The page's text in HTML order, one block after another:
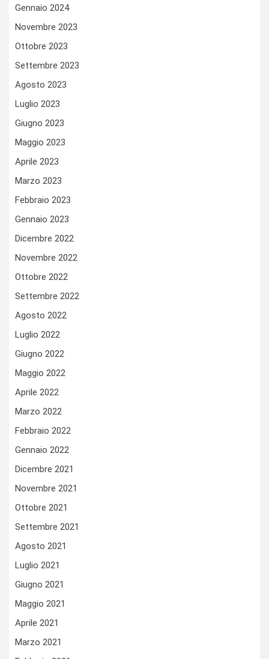
Gennaio 2024
Novembre 2023
Ottobre 2023
Settembre 2023
Agosto 2023
Luglio 2023
Giugno 2023
Maggio 2023
Aprile 2023
Marzo 2023
Febbraio 2023
Gennaio 2023
Dicembre 2022
Novembre 2022
Ottobre 2022
Settembre 2022
Agosto 2022
Luglio 2022
Giugno 2022
Maggio 2022
Aprile 2022
Marzo 2022
Febbraio 2022
Gennaio 2022
Dicembre 2021
Novembre 2021
Ottobre 2021
Settembre 2021
Agosto 2021
Luglio 2021
Giugno 2021
Maggio 2021
Aprile 2021
Marzo 2021